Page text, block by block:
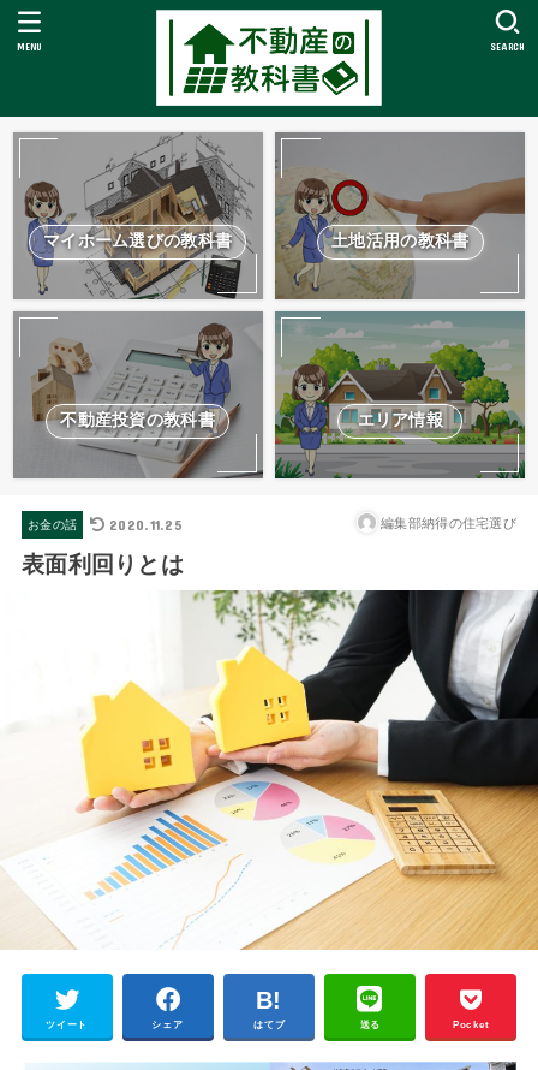
SEARCH
MENU
マイホーム選びの教科書 土地活用の教科書
不動産投資の教科書 エリア情報
お金の話 2020.11.25 編集部納得の住宅選び
表面利回りとは
ツイート シェア はてブ 送る Pocket